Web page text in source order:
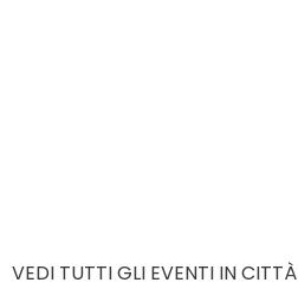
VEDI TUTTI GLI EVENTI IN CITTÀ